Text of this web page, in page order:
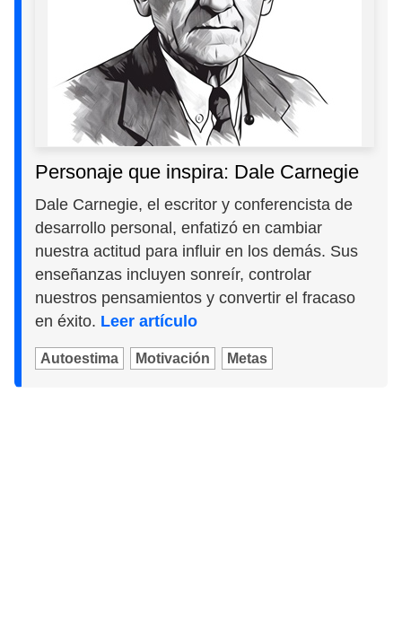
Personaje que inspira: Dale Carnegie
Dale Carnegie, el escritor y conferencista de
desarrollo personal, enfatizó en cambiar
nuestra actitud para influir en los demás. Sus
enseñanzas incluyen sonreír, controlar
nuestros pensamientos y convertir el fracaso
en éxito. Leer artículo
Autoestima Motivación Metas